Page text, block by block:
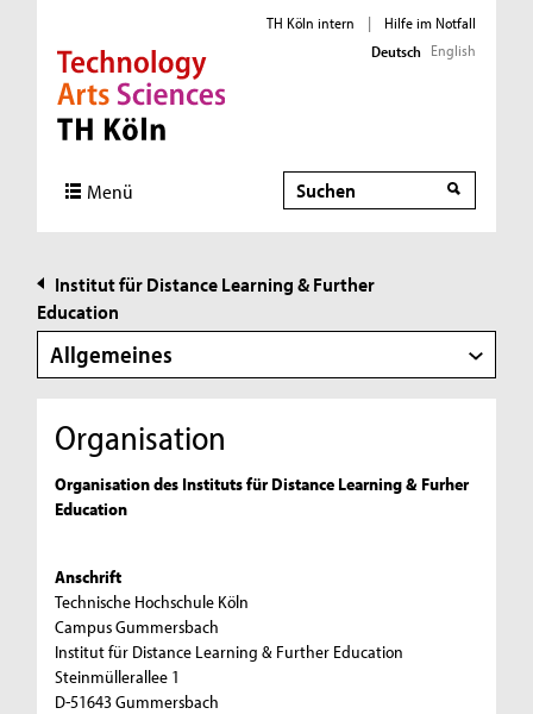
Direkt zur Hauptnavigation
Direkt zur Subnavigation
Direkt zum Inhalt
Direkt zum Fußbereich
TH Köln intern |
Hilfe im Notfall
Deutsch English
Menü Suche
Suche
Institut für Distance Learning & Further
Education
Allgemeines
Organisation
Organisation des Instituts für Distance Learning & Furher
Education
Anschrift
Technische Hochschule Köln
Campus Gummersbach
Institut für Distance Learning & Further Education
Steinmüllerallee 1
D-51643 Gummersbach